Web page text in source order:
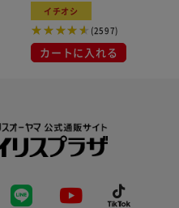
イチオシ
(2597)
カートに入れる